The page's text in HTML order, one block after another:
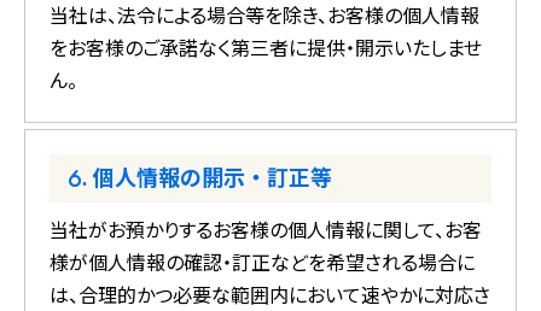
当社は、法令による場合等を除き、お客様の個人情報
をお客様のご承諾なく第三者に提供・開示いたしませ
ん。
個人情報の開示・訂正等
当社がお預かりするお客様の個人情報に関して、お客
様が個人情報の確認・訂正などを希望される場合に
は、合理的かつ必要な範囲内において速やかに対応さ